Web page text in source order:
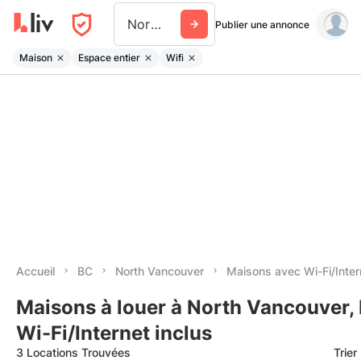
North Vancouver Publier une annonce
Maison Espace entier Wifi
Accueil BC North Vancouver Maisons avec Wi-Fi/
Maisons à louer à North Vancouver,
Wi-Fi/Internet inclus
3 Locations Trouvées Trier